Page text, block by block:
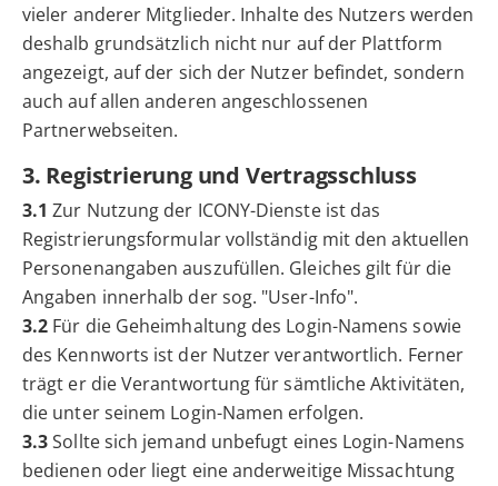
vieler anderer Mitglieder. Inhalte des Nutzers werden
deshalb grundsätzlich nicht nur auf der Plattform
angezeigt, auf der sich der Nutzer befindet, sondern
auch auf allen anderen angeschlossenen
Partnerwebseiten.
3. Registrierung und Vertragsschluss
3.1 Zur Nutzung der ICONY-Dienste ist das
Registrierungsformular vollständig mit den aktuellen
Personenangaben auszufüllen. Gleiches gilt für die
Angaben innerhalb der sog. "User-Info".
3.2 Für die Geheimhaltung des Login-Namens sowie
des Kennworts ist der Nutzer verantwortlich. Ferner
trägt er die Verantwortung für sämtliche Aktivitäten,
die unter seinem Login-Namen erfolgen.
3.3Sollte sich jemand unbefugt eines Login-Namens
bedienen oder liegt eine anderweitige Missachtung